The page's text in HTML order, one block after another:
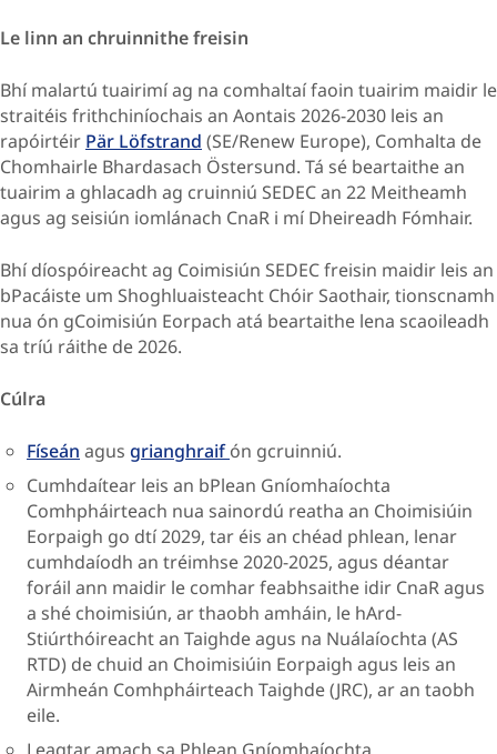
Le linn an chruinnithe freisin
Bhí malartú tuairimí ag na comhaltaí faoin tuairim maidir le
straitéis frithchiníochais an Aontais 2026-2030 leis an
rapóirtéir Pär Löfstrand (SE/Renew Europe), Comhalta de
Chomhairle Bhardasach Östersund. Tá sé beartaithe an
tuairim a ghlacadh ag cruinniú SEDEC an 22 Meitheamh
agus ag seisiún iomlánach CnaR i mí Dheireadh Fómhair.
Bhí díospóireacht ag Coimisiún SEDEC freisin maidir leis an
bPacáiste um Shoghluaisteacht Chóir Saothair, tionscnamh
nua ón gCoimisiún Eorpach atá beartaithe lena scaoileadh
sa tríú ráithe de 2026.
Cúlra
Físeán agus grianghraifón gcruinniú.
Cumhdaítear leis an bPlean Gníomhaíochta
Comhpháirteach nua sainordú reatha an Choimisiúin
Eorpaigh go dtí 2029, tar éis an chéad phlean, lenar
cumhdaíodh an tréimhse 2020-2025, agus déantar
foráil ann maidir le comhar feabhsaithe idir CnaR agus
a shé choimisiún, ar thaobh amháin, le hArd-
Stiúrthóireacht an Taighde agus na Nuálaíochta (AS
RTD) de chuid an Choimisiúin Eorpaigh agus leis an
Airmheán Comhpháirteach Taighde (JRC), ar an taobh
eile.